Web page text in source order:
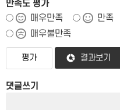
만족도 평가
매우만족
만족
매우불만족
결과보기
댓글쓰기